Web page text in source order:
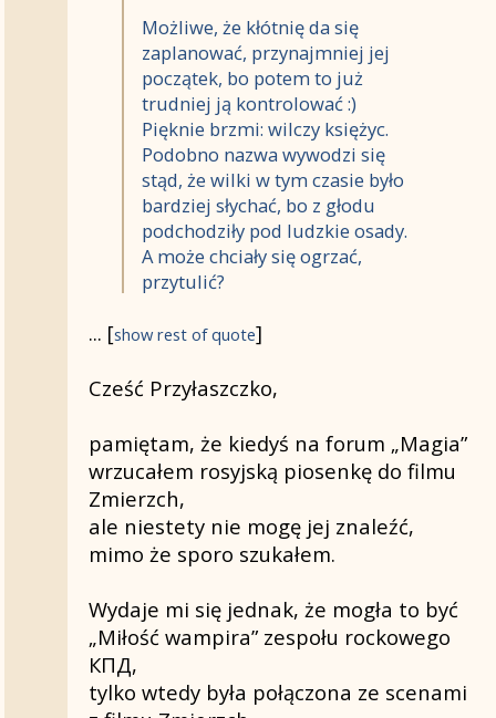
Pozdawiam i zyczę udanego tygodnia :)
Możliwe, że kłótnię da się
zaplanować, przynajmniej jej
początek, bo potem to już
trudniej ją kontrolować :)
Pięknie brzmi: wilczy księżyc.
Podobno nazwa wywodzi się
stąd, że wilki w tym czasie było
bardziej słychać, bo z głodu
podchodziły pod ludzkie osady.
A może chciały się ogrzać,
przytulić?
Księżycem. Byle wilki wiedziały,
ignorantem, tylko rozwijasz się
w innym kierunku.
Nie, nie o tę piosenkę mi
chodziło, chociaż ta też jest
ładna. Dziękuję. Tamta miała
dawno jej nie słyszałam.
dobrej nocy i dobrego tygodnia
... [show rest of quote]
Cześć Przyłaszczko,
pamiętam, że kiedyś na forum „Magia”
wrzucałem rosyjską piosenkę do filmu
Zmierzch,
ale niestety nie mogę jej znaleźć,
mimo że sporo szukałem.
Wydaje mi się jednak, że mogła to być
„Miłość wampira” zespołu rockowego
КПД,
tylko wtedy była połączona ze scenami